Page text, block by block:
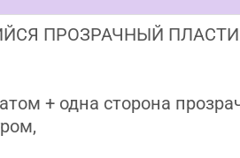
ПРОЗРАЧНЫЙ
+ одна сторона